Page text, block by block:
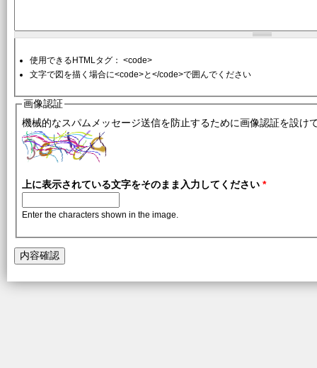
使用できるHTMLタグ： <code>
文字で図を描く場合に<code>と</code>で囲んでください
画像認証
機械的なスパムメッセージ送信を防止するために画像認証を設け
上に表示されている文字をそのまま入力してください *
Enter the characters shown in the image.